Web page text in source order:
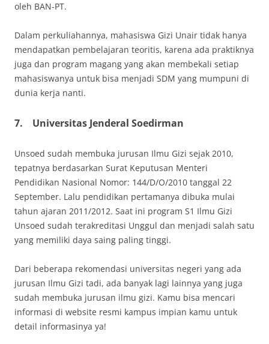
oleh BAN-PT.
Dalam perkuliahannya, mahasiswa Gizi Unair tidak hanya
mendapatkan pembelajaran teoritis, karena ada praktiknya
juga dan program magang yang akan membekali setiap
mahasiswanya untuk bisa menjadi SDM yang mumpuni di
dunia kerja nanti.
7. Universitas Jenderal Soedirman
Unsoed sudah membuka jurusan Ilmu Gizi sejak 2010,
tepatnya berdasarkan Surat Keputusan Menteri
Pendidikan Nasional Nomor: 144/D/O/2010 tanggal 22
September. Lalu pendidikan pertamanya dibuka mulai
tahun ajaran 2011/2012. Saat ini program S1 Ilmu Gizi
Unsoed sudah terakreditasi Unggul dan menjadi salah satu
yang memiliki daya saing paling tinggi.
Dari beberapa rekomendasi universitas negeri yang ada
jurusan Ilmu Gizi tadi, ada banyak lagi lainnya yang juga
sudah membuka jurusan ilmu gizi. Kamu bisa mencari
informasi di website resmi kampus impian kamu untuk
detail informasinya ya!